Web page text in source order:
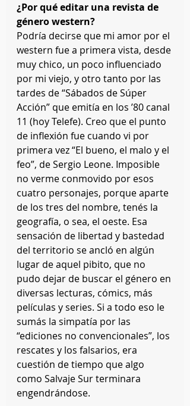
¿Por qué editar una revista de
género western?
Podría decirse que mi amor por el
western fue a primera vista, desde
muy chico, un poco influenciado
por mi viejo, y otro tanto por las
tardes de “Sábados de Súper
Acción” que emitía en los ’80 canal
11 (hoy Telefe). Creo que el punto
de inflexión fue cuando vi por
primera vez “El bueno, el malo y el
feo”, de Sergio Leone. Imposible
no verme conmovido por esos
cuatro personajes, porque aparte
de los tres del nombre, tenés la
geografía, o sea, el oeste. Esa
sensación de libertad y bastedad
del territorio se ancló en algún
lugar de aquel pibito, que no
pudo dejar de buscar el género en
diversas lecturas, cómics, más
películas y series. Si a todo eso le
sumás la simpatía por las
“ediciones no convencionales”, los
rescates y los falsarios, era
cuestión de tiempo que algo
como Salvaje Sur terminara
engendrándose.